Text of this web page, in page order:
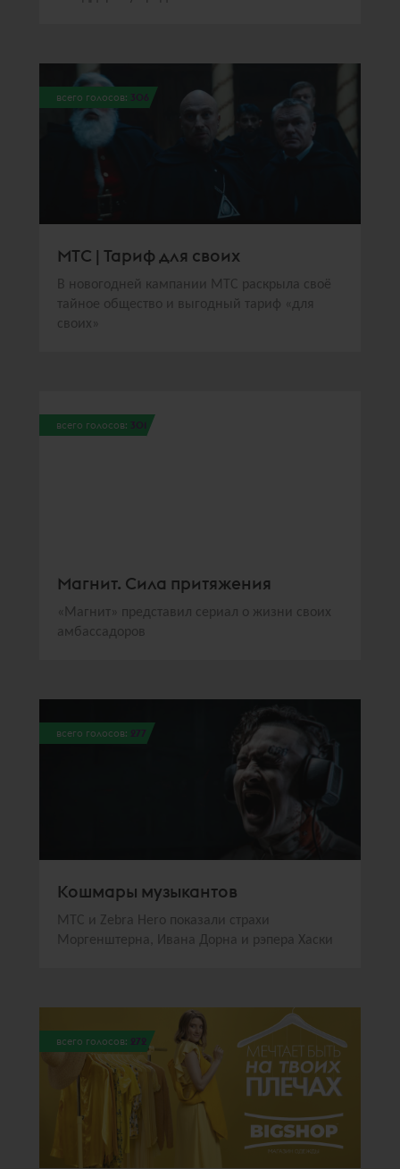
всего голосов: 306
МТС | Тариф для своих
В новогодней кампании МТС раскрыла своё
тайное общество и выгодный тариф «для
своих»
всего голосов: 301
Магнит. Сила притяжения
«Магнит» представил сериал о жизни своих
амбассадоров
всего голосов: 277
Кошмары музыкантов
МТС и Zebra Hero показали страхи
Моргенштерна, Ивана Дорна и рэпера Хаски
всего голосов: 272